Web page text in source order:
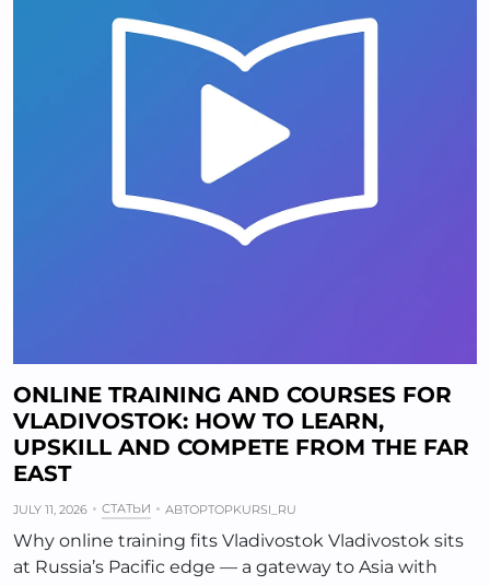
ONLINE TRAINING AND COURSES FOR
VLADIVOSTOK: HOW TO LEARN,
UPSKILL AND COMPETE FROM THE FAR
EAST
JULY 11, 2026 СТАТЬИ АВТОРTOPKURSI_RU
Why online training fits Vladivostok Vladivostok sits
at Russia’s Pacific edge — a gateway to Asia with